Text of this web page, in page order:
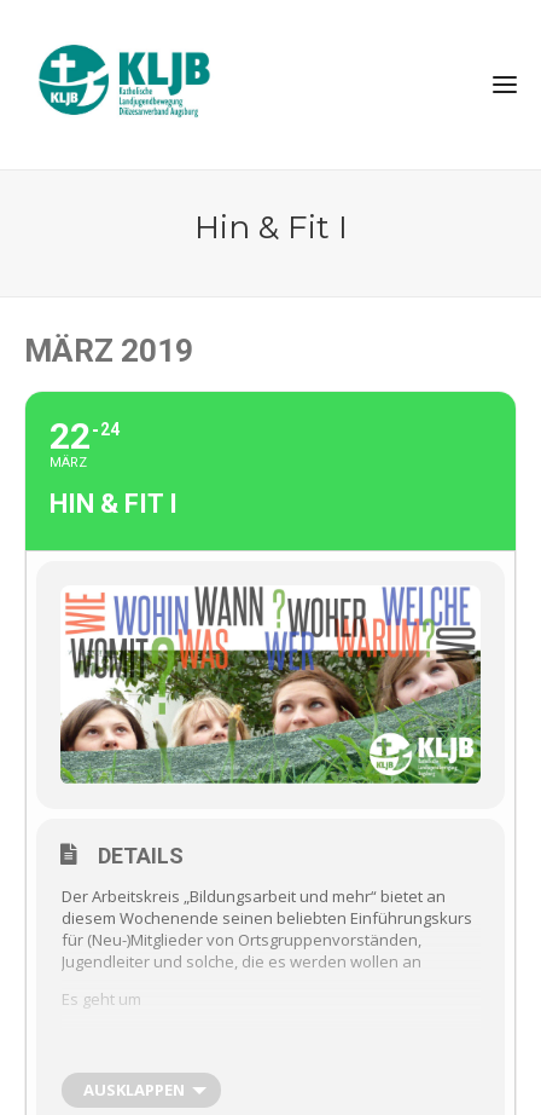
Hin & Fit I
MÄRZ 2019
22
MÄRZ
24
HIN & FIT I
DETAILS
Der Arbeitskreis „Bildungsarbeit und mehr“ bietet an
diesem Wochenende seinen beliebten Einführungskurs
für (Neu-)Mitglieder von Ortsgruppenvorständen,
Jugendleiter und solche, die es werden wollen an
Es geht um
– Religiöses
– KLJB
AUSKLAPPEN